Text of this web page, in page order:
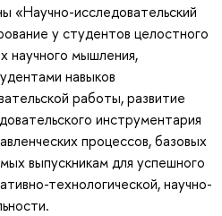
«Научно-исследовательский
у студентов целостного
научного мышления,
навыков
работы, развитие
инструментария
процессов, базовых
выпускникам для успешного
технологической, научно-